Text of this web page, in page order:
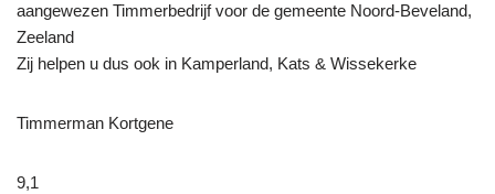
aangewezen Timmerbedrijf voor de gemeente Noord-Beveland,
Zeeland
Zij helpen u dus ook in Kamperland, Kats & Wissekerke
Timmerman Kortgene
9,1